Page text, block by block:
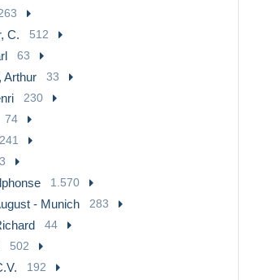
C. 512
63
Arthur 33
230
74
241
1.570
- Munich 283
44
502
192